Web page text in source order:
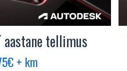
aastane tellimus
€+ km